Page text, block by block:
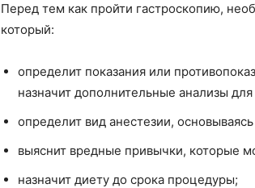
Перед тем как пройти гастроскопию,
который:
определит показания или
назначит дополнительные анализы
определит вид анестезии,
выяснит вредные привычки, которые
назначит диету до срока процедуры;